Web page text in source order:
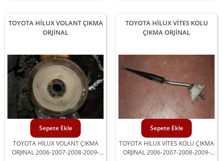
TOYOTA HİLUX VOLANT ÇIKMA
ORJİNAL
TOYOTA HİLUX VOLANT ÇIKMA
ORJİNAL 2006-2007-2008-2009-
Sepete Ekle
TOYOTA HİLUX VİTES KOLU
ÇIKMA ORJİNAL
TOYOTA HİLUX VİTES KOLU ÇIKMA
ORJİNAL 2006-2007-2008-2009-
Sepete Ekle